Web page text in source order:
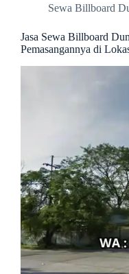
Sewa Billboard
Jasa Sewa Billboard
Pemasangannya di